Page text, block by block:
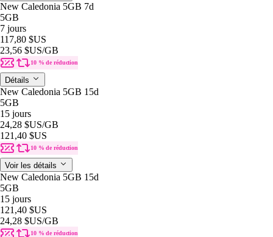
New Caledonia 5GB 7d
5GB
7 jours
117,80 $US
23,56 $US/GB
10 % de réduction
Détails
New Caledonia 5GB 15d
5GB
15 jours
24,28 $US/GB
121,40 $US
10 % de réduction
Voir les détails
New Caledonia 5GB 15d
5GB
15 jours
121,40 $US
24,28 $US/GB
10 % de réduction